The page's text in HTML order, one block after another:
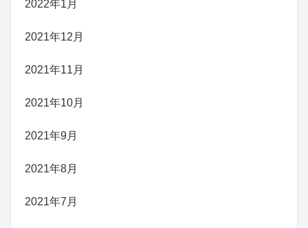
2022年1月
2021年12月
2021年11月
2021年10月
2021年9月
2021年8月
2021年7月